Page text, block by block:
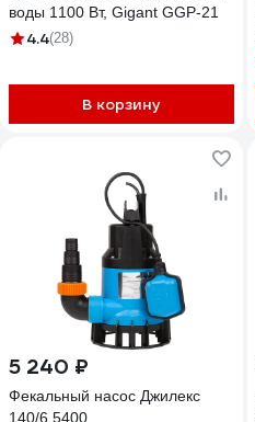
воды 1100 Вт, Gigant GGP-21
4.4(28)
В корзину
5 240 ₽
Фекальный насос Джилекс
140/6 5400